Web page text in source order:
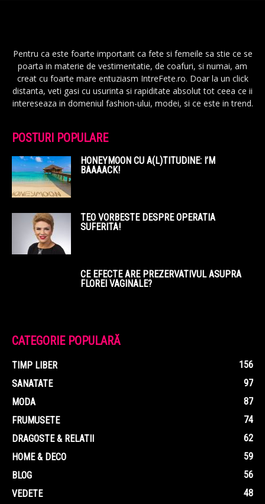
Pentru ca este foarte important ca fete si femeile sa stie ce se
poarta in materie de vestimentatie, de coafuri, si numai, am
creat cu foarte mare entuziasm IntreFete.ro. Doar la un click
distanta, veti gasi cu usurinta si rapiditate absolut tot ceea ce ii
intereseaza in domeniul fashion-ului, modei, si ce este in trend.
POSTURI POPULARE
HONEYMOON CU A(L)TITUDINE: I’M
BAAAACK!
TEO VORBESTE DESPRE OPERATIA
SUFERITA!
CE EFECTE ARE PREZERVATIVUL ASUPRA
FLOREI VAGINALE?
CATEGORIE POPULARĂ
TIMP LIBER
156
SANATATE
97
MODA
87
FRUMUSETE
74
DRAGOSTE & RELATII
62
HOME & DECO
59
BLOG
56
VEDETE
48